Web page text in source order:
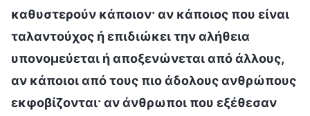
καθυστερούν κάποιον· αν κάποιος που είναι
ταλαντούχος ή επιδιώκει την αλήθεια
υπονομεύεται ή αποξενώνεται από άλλους,
αν κάποιοι από τους πιο άδολους ανθρώπους
εκφοβίζονται· αν άνθρωποι που εξέθεσαν